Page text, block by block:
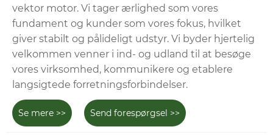
vektor motor. Vi tager ærlighed som vores
fundament og kunder som vores fokus, hvilket
giver stabilt og pålideligt udstyr. Vi byder hjertelig
velkommen venner i ind- og udland til at besøge
vores virksomhed, kommunikere og etablere
langsigtede forretningsforbindelser.
Se mere >> Send forespørgsel >>